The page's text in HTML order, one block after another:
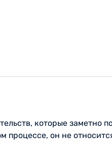
которые заметно
он не